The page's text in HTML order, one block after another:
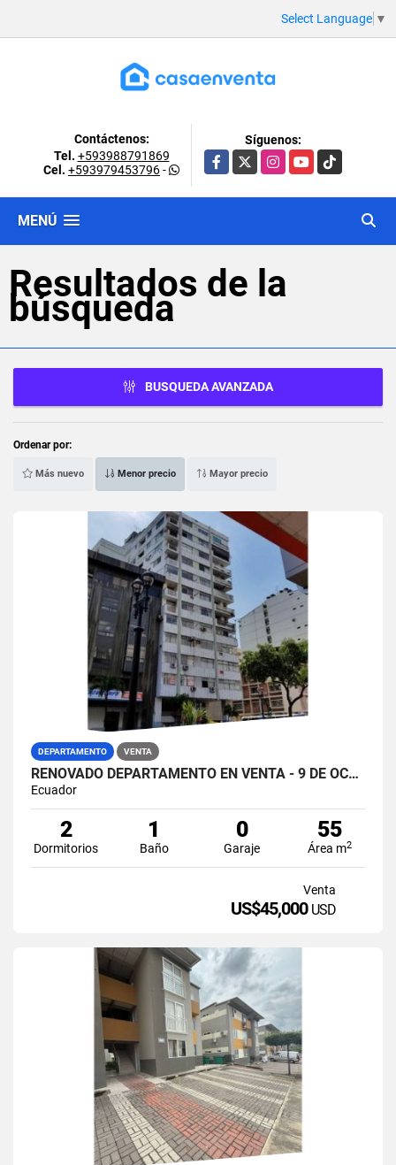
Select Language ▼
Contáctenos:
Tel. +593988791869
Cel. +593979453796-
Síguenos:
Facebook
X InstagramYouTubeTikTok
MENÚ
Resultados de la
búsqueda
BUSQUEDA AVANZADA
Ordenar por:
Más nuevo Menor precio Mayor precio
DEPARTAMENTO VENTA
RENOVADO DEPARTAMENTO EN VENTA - 9 DE OCTUBRE CENTRO DE LA CIUDAD
Ecuador
2
Dormitorios
1
Baño
0
Garaje
55
Área m2
Venta
US$45,000 USD